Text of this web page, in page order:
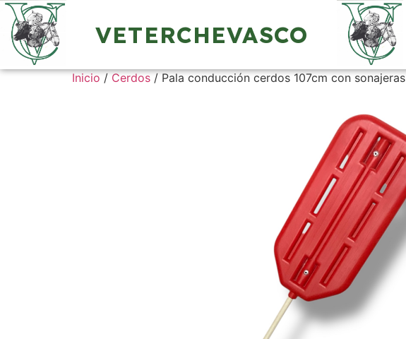
VETERCHEVASCO
Inicio/Cerdos/ Pala conducción cerdos 107cm con sonajeras